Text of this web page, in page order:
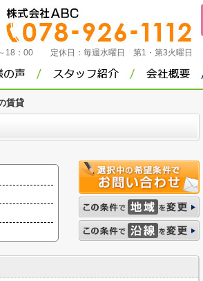
18：00 定休日： 毎週水曜日 第1・第3火曜日
賃貸